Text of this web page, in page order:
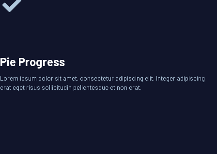
Pie Progress
Lorem ipsum dolor sit amet, consectetur adipiscing elit. Integer adipiscing
erat eget risus sollicitudin pellentesque et non erat.